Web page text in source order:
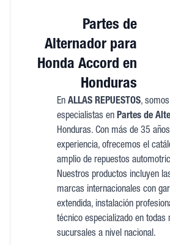
Partes de
Alternador para
Honda Accord en
Honduras
En ALLAS REPUESTOS, somos
especialistas en Partes de
Honduras. Con más de 35
experiencia, ofrecemos el
amplio de repuestos
Nuestros productos incluyen
marcas internacionales con
extendida, instalación
técnico especializado en todas
sucursales a nivel nacional.